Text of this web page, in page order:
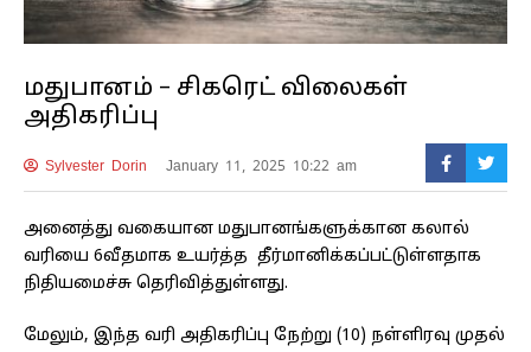
மதுபானம் – சிகரெட் விலைகள்
அதிகரிப்பு
Sylvester Dorin January 11, 2025 10:22 am
அனைத்து வகையான மதுபானங்களுக்கான கலால்
வரியை 6வீதமாக உயர்த்த தீர்மானிக்கப்பட்டுள்ளதாக
நிதியமைச்சு தெரிவித்துள்ளது.
மேலும், இந்த வரி அதிகரிப்பு நேற்று (10) நள்ளிரவு முதல்